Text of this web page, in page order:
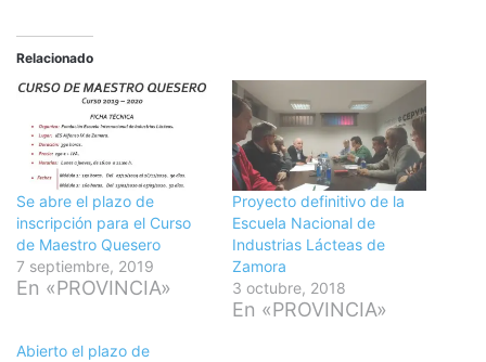
Relacionado
Se abre el plazo de
inscripción para el Curso
de Maestro Quesero
7 septiembre, 2019
En «PROVINCIA»
Proyecto definitivo de la
Escuela Nacional de
Industrias Lácteas de
Zamora
3 octubre, 2018
En «PROVINCIA»
Abierto el plazo de